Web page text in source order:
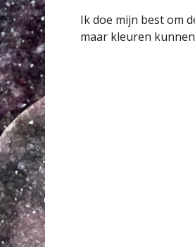
Ik doe mijn best om
maar kleuren